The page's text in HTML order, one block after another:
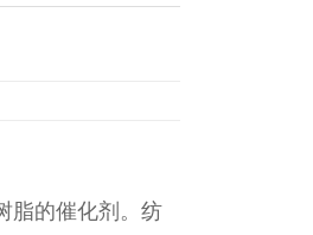
脂的催化剂。纺